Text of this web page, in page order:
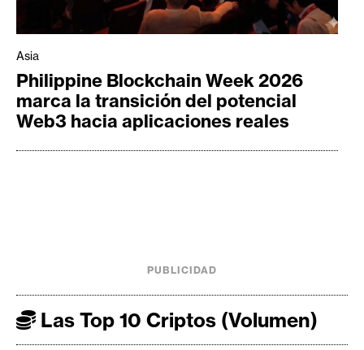
Asia
Philippine Blockchain Week 2026
marca la transición del potencial
Web3 hacia aplicaciones reales
PUBLICIDAD
Las Top 10 Criptos (Volumen)